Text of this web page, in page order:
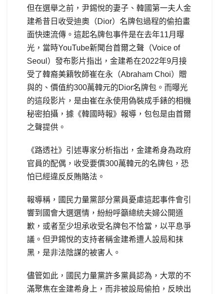
但在選舉之前，尹錫悅的妻子、韓國第一夫人金
建希昔日收受迪奧（Dior）名牌包過程的偷拍畫
面快速流傳。這起名牌包事件是在去年11月曝
光，當時YouTube新聞台首爾之聲（Voice of
Seoul）發布影片指出，金建希在2022年9月接
受了韓裔美籍牧師崔在永（Abraham Choi）贈
與的、價值約300萬韓元的Dior名牌包。而曝光
的這段影片，是由崔在永使用偽裝成手錶的相機
秘密拍攝，據《韓國時報》報導，包包是由首爾
之聲提供。
《路透社》引述專家分析指出，金建希身為政府
官員的配偶，收受要價300萬韓元的名牌包，恐
怕已經違反反賄賂法。
報導稱，國民力量黨部分黨員憂慮這起事件會引
響到國會大選選情，紛紛呼籲總統夫婦公開道
歉，或者至少坦承收受名牌包不恰當，以平息爭
議。但尹錫悅的支持者稱金建希遭人設局和抹
黑，是非法陰謀的被害人。
儘管如此，國民力量黨許多黨員認為，大眾的不
滿聚焦在金建希身上，而非被設局偷拍，反映出